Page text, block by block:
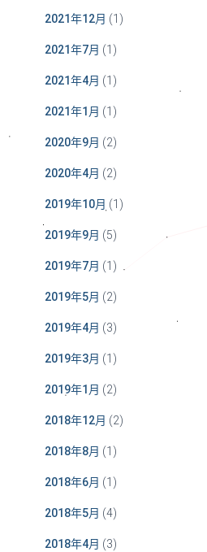
2021年12月 (1)
2021年7月 (1)
2021年4月 (1)
2021年1月 (1)
2020年9月 (2)
2020年4月 (2)
2019年10月 (1)
2019年9月 (5)
2019年7月 (1)
2019年5月 (2)
2019年4月 (3)
2019年3月 (1)
2019年1月 (2)
2018年12月 (2)
2018年8月 (1)
2018年6月 (1)
2018年5月 (4)
2018年4月 (3)